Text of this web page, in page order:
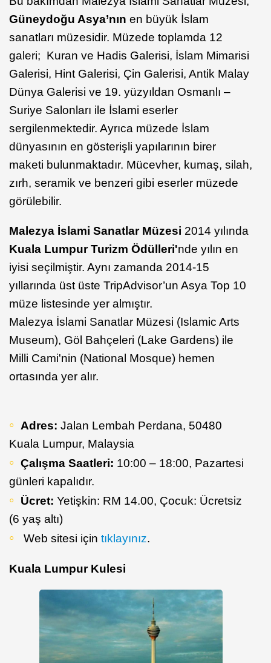
Güneydoğu Asya’nın en büyük İslam
sanatları müzesidir. Müzede toplamda 12
galeri; Kuran ve Hadis Galerisi, İslam Mimarisi
Galerisi, Hint Galerisi, Çin Galerisi, Antik Malay
Dünya Galerisi ve 19. yüzyıldan Osmanlı –
Suriye Salonları ile İslami eserler
sergilenmektedir. Ayrıca müzede İslam
dünyasının en gösterişli yapılarının birer
maketi bulunmaktadır. Mücevher, kumaş, silah,
zırh, seramik ve benzeri gibi eserler müzede
görülebilir.
Malezya İslami Sanatlar Müzesi 2014 yılında
Kuala Lumpur Turizm Ödülleri'nde yılın en
iyisi seçilmiştir. Aynı zamanda 2014-15
yıllarında üst üste TripAdvisor’un Asya Top 10
müze listesinde yer almıştır.
Malezya İslami Sanatlar Müzesi (Islamic Arts
Museum), Göl Bahçeleri (Lake Gardens) ile
Milli Cami'nin (National Mosque) hemen
ortasında yer alır.
Adres: Jalan Lembah Perdana, 50480
Kuala Lumpur, Malaysia
Çalışma Saatleri: 10:00 – 18:00, Pazartesi
günleri kapalıdır.
Ücret: Yetişkin: RM 14.00, Çocuk: Ücretsiz
(6 yaş altı)
Web sitesi için tıklayınız.
Kuala Lumpur Kulesi